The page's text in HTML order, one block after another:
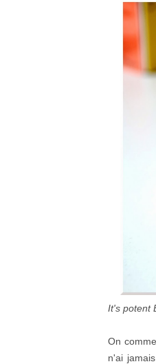
It's potent
On
n'ai